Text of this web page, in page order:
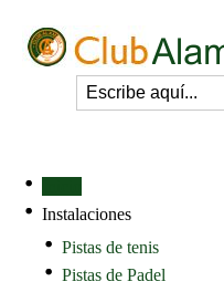
Instalaciones
Pistas de tenis
Pistas de Padel